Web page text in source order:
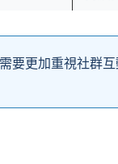
要更加重視社群